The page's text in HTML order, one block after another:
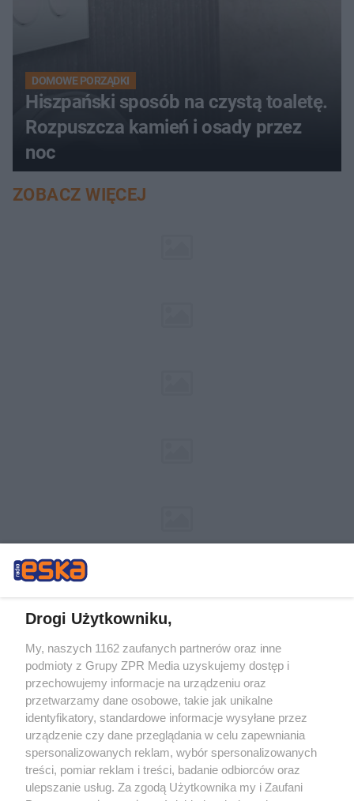
DOMOWE PORZĄDKI
Hiszpański sposób na czystą toaletę.
Rozpuszcza kamień i osady przez
noc
ZOBACZ WIĘCEJ
Żaden utwór zamieszczony w serwisie nie może być powielany i
rozpowszechniany lub dalej rozpowszechniany w jakikolwiek sposób (w
tym także elektroniczny lub mechaniczny) na jakimkolwiek polu
eksploatacji w jakiejkolwiek formie, włącznie z umieszczaniem w Internecie
bez pisemnej zgody właściciela praw. Jakiekolwiek użycie lub
wykorzystanie utworów w całości lub w części z naruszeniem prawa, tzn.
bez właściwej zgody, jest zabronione pod groźbą kary i może być ścigane
prawnie.
Drogi Użytkowniku,
My, naszych 1162 zaufanych partnerów oraz inne
podmioty z Grupy ZPR Media uzyskujemy dostęp i
przechowujemy informacje na urządzeniu oraz
przetwarzamy dane osobowe, takie jak unikalne
identyfikatory, standardowe informacje wysyłane przez
urządzenie czy dane przeglądania w celu zapewniania
spersonalizowanych reklam, wybór spersonalizowanych
treści, pomiar reklam i treści, badanie odbiorców oraz
ulepszanie usług. Za zgodą Użytkownika my i Zaufani